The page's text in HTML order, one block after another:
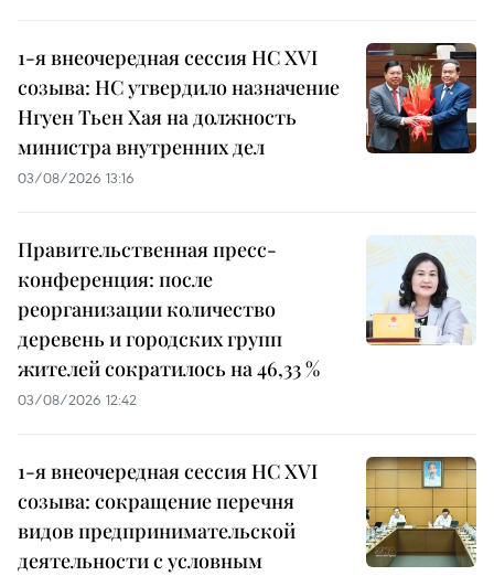
1-я внеочередная сессия НС XVI
созыва: НС утвердило назначение
Нгуен Тьен Хая на должность
министра внутренних дел
03/08/2026 13:16
Правительственная пресс-
конференция: после
реорганизации количество
деревень и городских групп
жителей сократилось на 46,33 %
03/08/2026 12:42
1-я внеочередная сессия НС XVI
созыва: сокращение перечня
видов предпринимательской
деятельности с условным